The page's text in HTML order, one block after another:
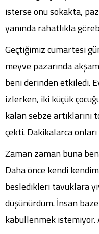
isterse onu sokakta,
yanında rahatlıkla
Geçtiğimiz cumartesi
meyve pazarında
beni derinden etkiledi.
izlerken, iki küçük
kalan sebze
çekti. Dakikalarca
Zaman zaman buna
Daha önce kendi
besledikleri tavuklara
düşünürdüm. İnsan
kabullenmek istemiyor.